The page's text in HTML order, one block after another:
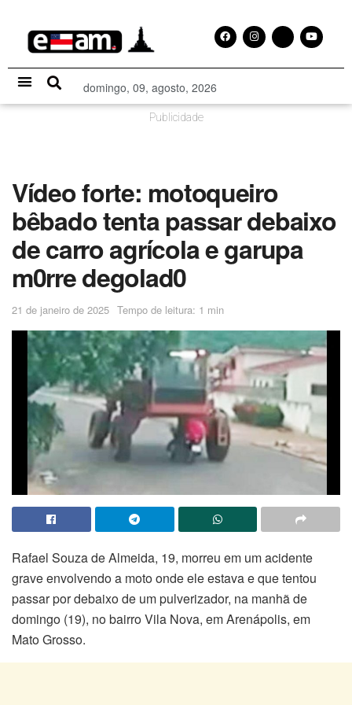
domingo, 09, agosto, 2026
Publicidade
Vídeo forte: motoqueiro
bêbado tenta passar debaixo
de carro agrícola e garupa
m0rre degolad0
21 de janeiro de 2025 Tempo de leitura: 1 min
Rafael Souza de Almeida, 19, morreu em um acidente
grave envolvendo a moto onde ele estava e que tentou
passar por debaixo de um pulverizador, na manhã de
domingo (19), no bairro Vila Nova, em Arenápolis, em
Mato Grosso.